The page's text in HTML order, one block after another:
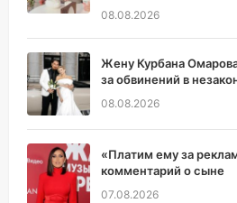
08.08.2026
Жену Курбана
за обвинений в
08.08.2026
«Платим ему за
комментарий о сыне
07.08.2026